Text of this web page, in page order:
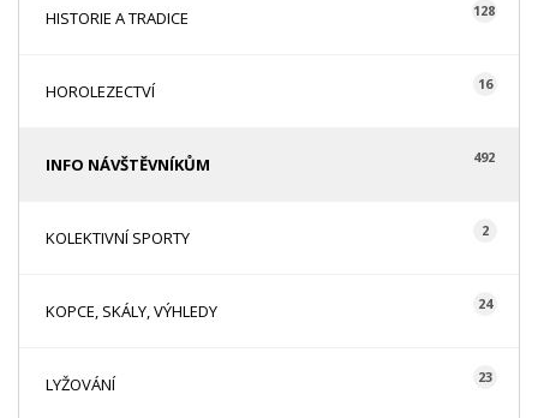
HISTORIE A TRADICE 128
HOROLEZECTVÍ 16
INFO NÁVŠTĚVNÍKŮM 492
KOLEKTIVNÍ SPORTY 2
KOPCE, SKÁLY, VÝHLEDY 24
LYŽOVÁNÍ 23